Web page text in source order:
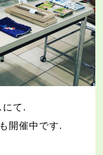
て .
開催中です.